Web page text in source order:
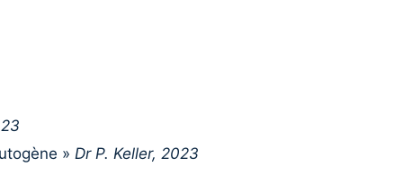
» Dr P. Keller, 2023